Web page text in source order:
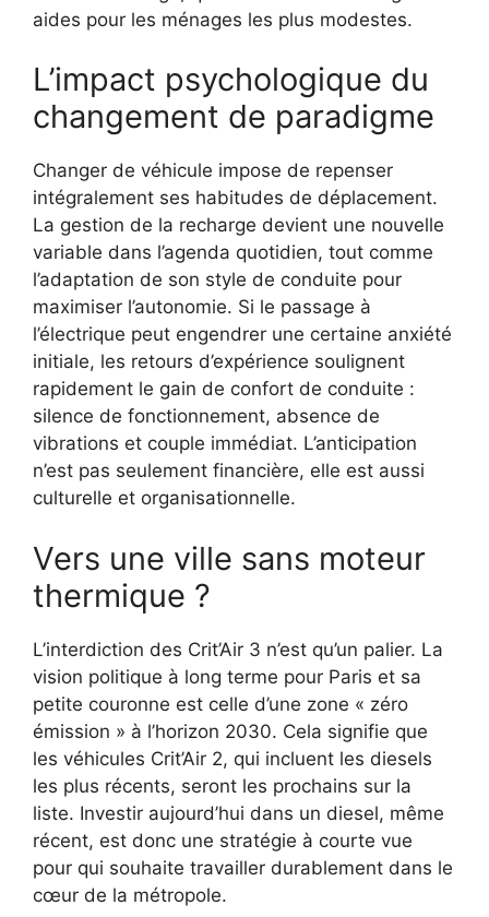
aides pour les ménages les plus modestes.
L’impact psychologique du
changement de paradigme
Changer de véhicule impose de repenser
intégralement ses habitudes de déplacement.
La gestion de la recharge devient une nouvelle
variable dans l’agenda quotidien, tout comme
l’adaptation de son style de conduite pour
maximiser l’autonomie. Si le passage à
l’électrique peut engendrer une certaine anxiété
initiale, les retours d’expérience soulignent
rapidement le gain de confort de conduite :
silence de fonctionnement, absence de
vibrations et couple immédiat. L’anticipation
n’est pas seulement financière, elle est aussi
culturelle et organisationnelle.
Vers une ville sans moteur
thermique ?
L’interdiction des Crit’Air 3 n’est qu’un palier. La
vision politique à long terme pour Paris et sa
petite couronne est celle d’une zone « zéro
émission » à l’horizon 2030. Cela signifie que
les véhicules Crit’Air 2, qui incluent les diesels
les plus récents, seront les prochains sur la
liste. Investir aujourd’hui dans un diesel, même
récent, est donc une stratégie à courte vue
pour qui souhaite travailler durablement dans le
cœur de la métropole.